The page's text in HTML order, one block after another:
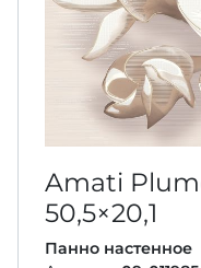
Amati
50,5×20,1
Панно настенное